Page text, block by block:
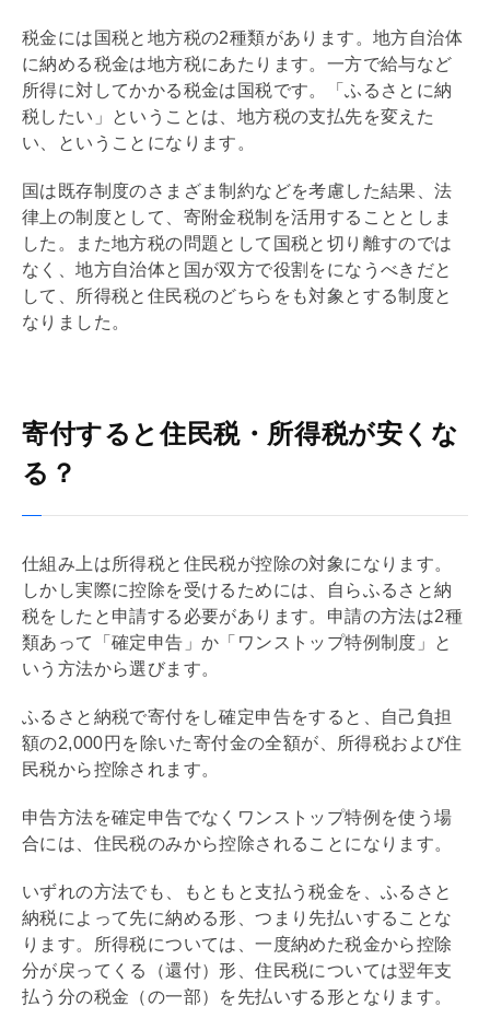
税金には国税と地方税の2種類があります。地方自治体
に納める税金は地方税にあたります。一方で給与など
所得に対してかかる税金は国税です。「ふるさとに納
税したい」ということは、地方税の支払先を変えた
い、ということになります。
国は既存制度のさまざま制約などを考慮した結果、法
律上の制度として、寄附金税制を活用することとしま
した。また地方税の問題として国税と切り離すのでは
なく、地方自治体と国が双方で役割をになうべきだと
して、所得税と住民税のどちらをも対象とする制度と
なりました。
寄付すると住民税・所得税が安くな
る？
仕組み上は所得税と住民税が控除の対象になります。
しかし実際に控除を受けるためには、自らふるさと納
税をしたと申請する必要があります。申請の方法は2種
類あって「確定申告」か「ワンストップ特例制度」と
いう方法から選びます。
ふるさと納税で寄付をし確定申告をすると、自己負担
額の2,000円を除いた寄付金の全額が、所得税および住
民税から控除されます。
申告方法を確定申告でなくワンストップ特例を使う場
合には、住民税のみから控除されることになります。
いずれの方法でも、もともと支払う税金を、ふるさと
納税によって先に納める形、つまり先払いすることな
ります。所得税については、一度納めた税金から控除
分が戻ってくる（還付）形、住民税については翌年支
払う分の税金（の一部）を先払いする形となります。